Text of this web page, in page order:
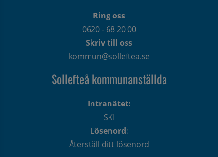
Ring oss
0620 - 68 20 00
Skriv till oss
kommun@solleftea.se
Sollefteå kommunanställda
Intranätet:
SKI
Lösenord:
Återställ ditt lösenord